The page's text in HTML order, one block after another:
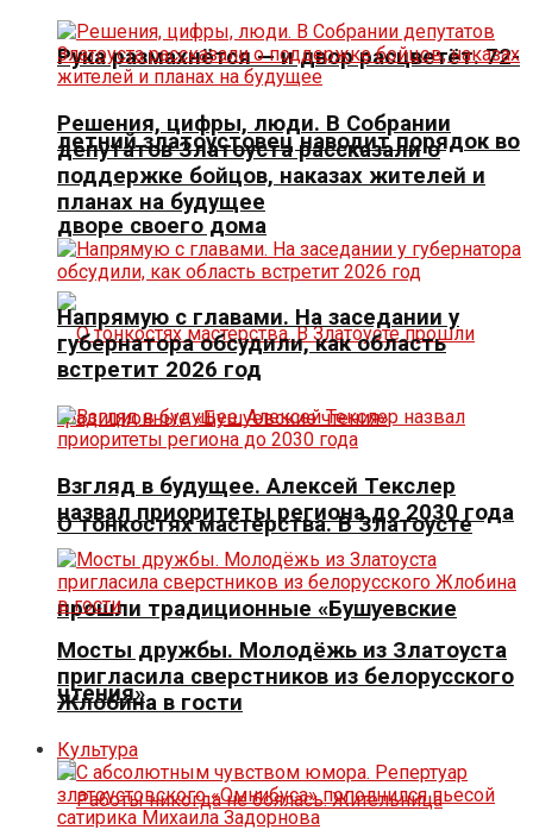
Рука размахнётся — и двор расцветёт. 72-
летний златоустовец наводит порядок во
дворе своего дома
О тонкостях мастерства. В Златоусте
прошли традиционные «Бушуевские
чтения»
Решения, цифры, люди. В Собрании
депутатов Златоуста рассказали о
поддержке бойцов, наказах жителей и
планах на будущее
Напрямую с главами. На заседании у
губернатора обсудили, как область
встретит 2026 год
Взгляд в будущее. Алексей Текслер
назвал приоритеты региона до 2030 года
Мосты дружбы. Молодёжь из Златоуста
пригласила сверстников из белорусского
Жлобина в гости
Культура